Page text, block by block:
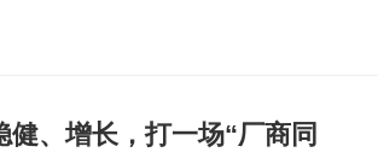
、增长，打一场“厂商同